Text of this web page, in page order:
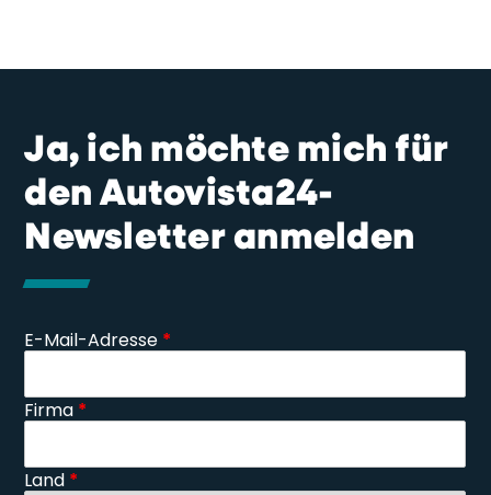
Ja, ich möchte mich für
den Autovista24-
Newsletter anmelden